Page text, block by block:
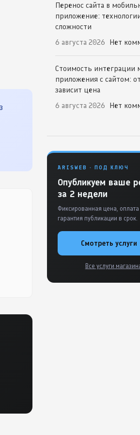
Перенос сайта в
приложение:
сложности
6 августа 2026 Нет
Стоимость интеграции
приложения с сайтом:
зависит цена
6 августа 2026 Нет
ARISWEB · ПОД КЛЮЧ
Опубликуем ваше
за 2 недели
Фиксированная цена,
гарантия публикации в срок.
Смотреть
Все услуги